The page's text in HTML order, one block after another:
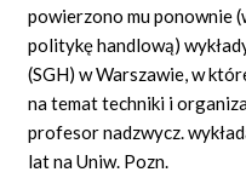
powierzono mu ponownie
politykę handlową)
(SGH) w Warszawie, w
na temat techniki i
profesor nadzwycz.
lat na Uniw. Pozn.